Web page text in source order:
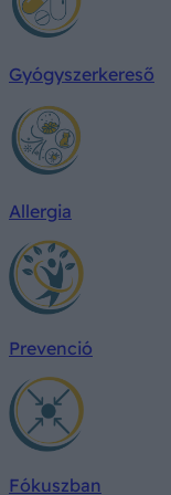
Gyógyszerkereső
Allergia
Prevenció
Fókuszban